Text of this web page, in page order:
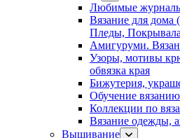
Любимые
Вязание для дома
Пледы,
Амигуруми.
Узоры, мотивы
обвязка края
Бижутерия,
Обучение
Коллекции по
Вязание одежды,
Вышивание